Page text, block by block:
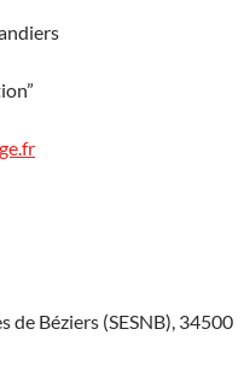
de Béziers (SESNB), 34500